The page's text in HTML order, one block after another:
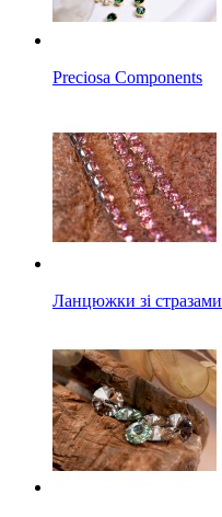
Preciosa Components
Ланцюжки зі стразами